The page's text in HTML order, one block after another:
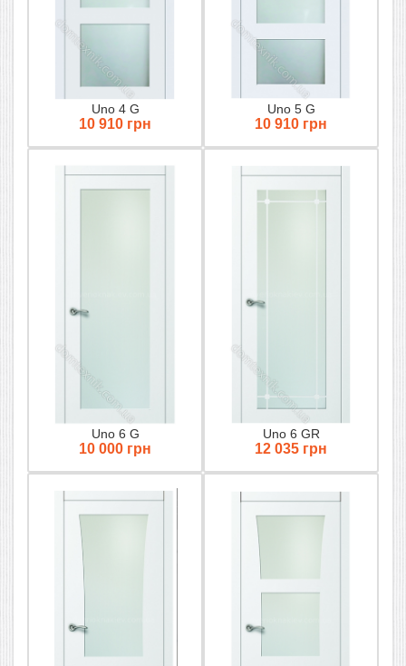
Uno 4 G
10 910 грн
Uno 5 G
10 910 грн
Uno 6 G
10 000 грн
Uno 6 GR
12 035 грн